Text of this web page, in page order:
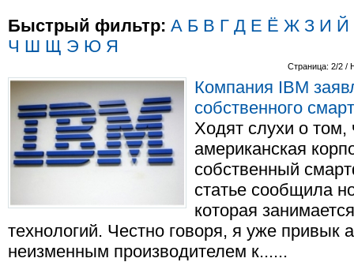
Быстрый фильтр: А Б В Г Д Е Ё Ж З И Й
Ч Ш Щ Э Ю Я
Страница: 2/2 /
Компания IBM
собственного
Ходят слухи о том,
американская
собственный
статье сообщила
которая
технологий. Честно говоря, я уже привык
неизменным производителем к......